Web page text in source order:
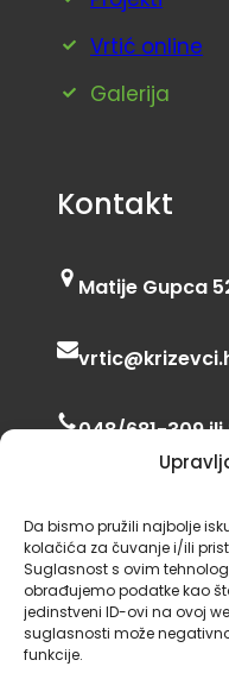
Da bismo pružili najbolje
kolačića za čuvanje i/ili
Suglasnost s ovim
obrađujemo podatke kao
jedinstveni ID-ovi na ovoj
suglasnosti može
funkcije.
Vrtić online
Galerija
Kontakt
Matije Gupca
048/681-309 ili